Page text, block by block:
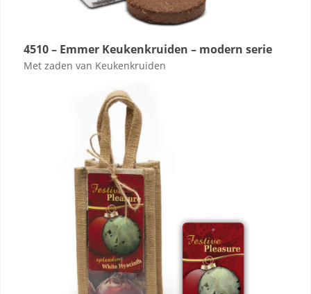
4510 – Emmer Keukenkruiden – modern serie
Met zaden van Keukenkruiden